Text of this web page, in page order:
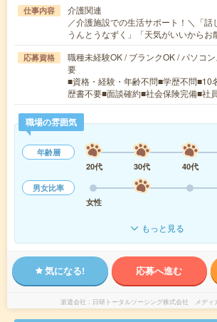
仕事内容
介護関連
／介護施設での生活サポート！＼「話
うんとうなずく」「天気がいいから
応募資格
職種未経験OK / ブランクOK / パソコ
要
■資格・経験・年齢不問■学歴不問■10
歴書不要■面談確約■社会保険完備■社
職場の雰囲気
年齢層
20代
30代 40代
男女比率
女性
もっと見る
気になる! 応募へ進む
派遣会社 日研トータルソーシング株式会社 メディ